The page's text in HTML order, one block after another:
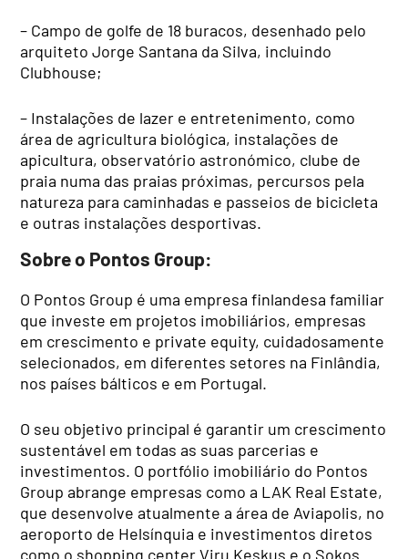
– Campo de golfe de 18 buracos, desenhado pelo
arquiteto Jorge Santana da Silva, incluindo
Clubhouse;
– Instalações de lazer e entretenimento, como
área de agricultura biológica, instalações de
apicultura, observatório astronómico, clube de
praia numa das praias próximas, percursos pela
natureza para caminhadas e passeios de bicicleta
e outras instalações desportivas.
Sobre o Pontos Group:
O Pontos Group é uma empresa finlandesa familiar
que investe em projetos imobiliários, empresas
em crescimento e private equity, cuidadosamente
selecionados, em diferentes setores na Finlândia,
nos países bálticos e em Portugal.
O seu objetivo principal é garantir um crescimento
sustentável em todas as suas parcerias e
investimentos. O portfólio imobiliário do Pontos
Group abrange empresas como a LAK Real Estate,
que desenvolve atualmente a área de Aviapolis, no
aeroporto de Helsínquia e investimentos diretos
como o shopping center Viru Keskus e o Sokos